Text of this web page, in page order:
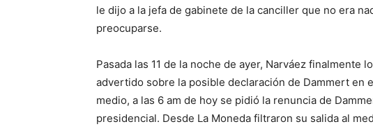
le dijo a la jefa de gabinete de la canciller que no era
preocuparse.
Pasada las 11 de la noche de ayer, Narváez finalmente
advertido sobre la posible declaración de Dammert en
medio, a las 6 am de hoy se pidió la renuncia de
presidencial. Desde La Moneda filtraron su salida al